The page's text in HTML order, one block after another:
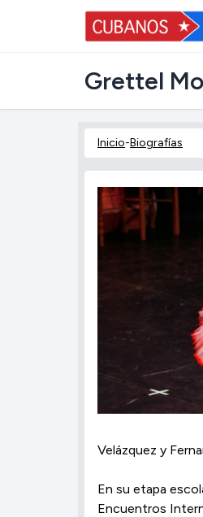
Grettel
Inicio-Biografías
Velázquez y
En su etapa
Encuentros